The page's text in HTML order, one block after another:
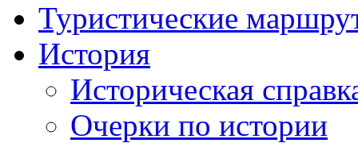
Туристические
История
Историческая
Очерки по истории